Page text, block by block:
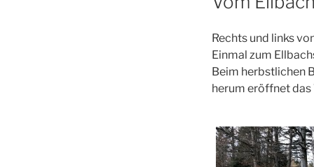
Rechts und links
Einmal zum
Beim herbstlichen
herum eröffnet